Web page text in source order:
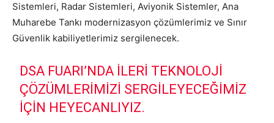
Sistemleri, Radar Sistemleri, Aviyonik Sistemler, Ana
Muharebe Tankı modernizasyon çözümlerimiz ve Sınır
Güvenlik kabiliyetlerimiz sergilenecek.
DSA FUARI’NDA ILERI TEKNOLOJI
ÇÖZÜMLERIMIZI SERGILEYECEĞIMIZ
IÇIN HEYECANLIYIZ.